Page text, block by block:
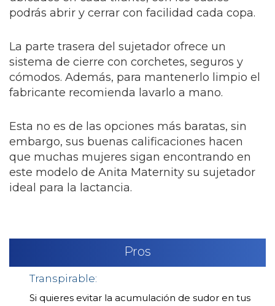
podrás abrir y cerrar con facilidad cada copa.
La parte trasera del sujetador ofrece un
sistema de cierre con corchetes, seguros y
cómodos. Además, para mantenerlo limpio el
fabricante recomienda lavarlo a mano.
Esta no es de las opciones más baratas, sin
embargo, sus buenas calificaciones hacen
que muchas mujeres sigan encontrando en
este modelo de Anita Maternity su sujetador
ideal para la lactancia.
Pros
Transpirable:
Si quieres evitar la acumulación de sudor en tus